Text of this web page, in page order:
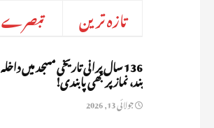
تبصرے تازہ ترین
136 سال پرانی تاریخی مسجد میں داخلہ
بند، نماز پر بھی پابندی!
جولائی 13, 2026